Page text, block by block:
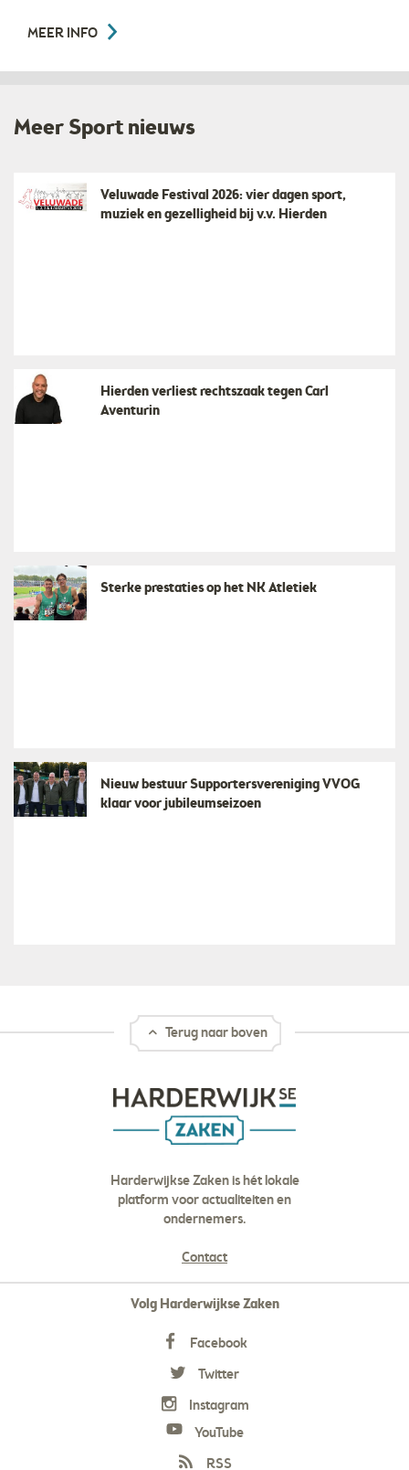
MEER INFO
Meer Sport nieuws
Veluwade Festival 2026: vier dagen sport,
muziek en gezelligheid bij v.v. Hierden
Hierden verliest rechtszaak tegen Carl
Aventurin
Sterke prestaties op het NK Atletiek
Nieuw bestuur Supportersvereniging VVOG
klaar voor jubileumseizoen
Terug naar boven
Harderwijkse Zaken is hét lokale
platform voor actualiteiten en
ondernemers.
Contact
Volg Harderwijkse Zaken
Facebook
Twitter
Instagram
YouTube
RSS